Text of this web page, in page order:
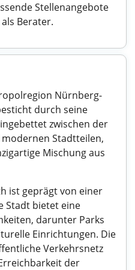
Stellenangebote
Berater.
Nürnberg-
durch seine
zwischen der
Stadtteilen,
Mischung aus
ist geprägt von einer
Stadt bietet eine
darunter Parks
Einrichtungen. Die
Verkehrsnetz
der